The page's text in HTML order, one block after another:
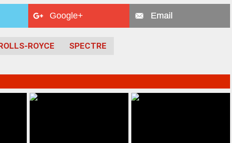
Google+ Email
ROYCE SPECTRE